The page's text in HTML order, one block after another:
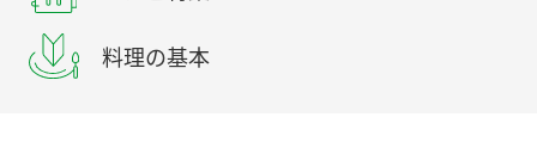
料理の基本